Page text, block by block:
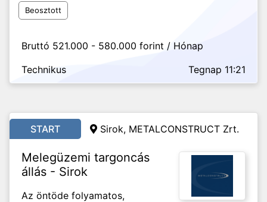
Beosztott
Bruttó 521.000 - 580.000 forint / Hónap
Technikus
Tegnap 11:21
START Sirok, METALCONSTRUCT Zrt.
Melegüzemi targoncás
állás - Sirok
Az öntöde folyamatos,